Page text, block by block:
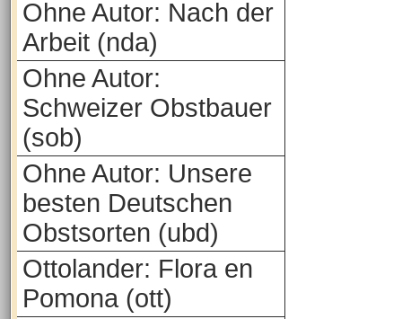
Ohne Autor: Nach der
Arbeit (nda)
Ohne Autor:
Schweizer Obstbauer
(sob)
Ohne Autor: Unsere
besten Deutschen
Obstsorten (ubd)
Ottolander: Flora en
Pomona (ott)